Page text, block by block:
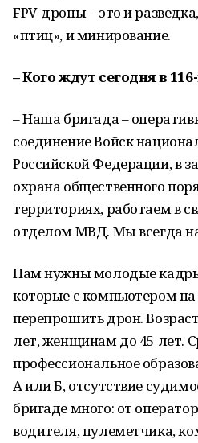
FPV-дроны – это и
«птиц», и минирование.
– Кого ждут сегодня в
– Наша бригада –
соединение Войск
Российской Федерации, в
охрана общественного
территориях, работаем в
отделом МВД. Мы всегда
Нам нужны молодые
которые с компьютером на
перепрошить дрон.
лет, женщинам до 45 лет.
профессиональное
А или Б, отсутствие
бригаде много: от
водителя, пулеметчика,